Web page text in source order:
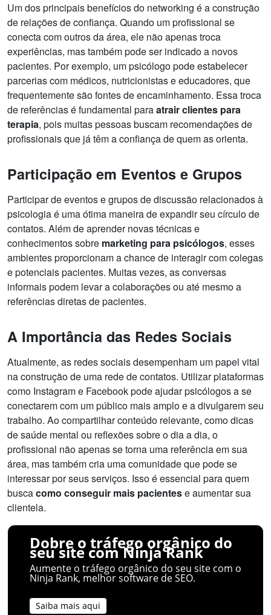
Um dos principais benefícios do networking é a construção
de relações de confiança. Quando um profissional se
conecta com outros da área, ele não apenas troca
experiências, mas também pode ser indicado a novos
pacientes. Por exemplo, um psicólogo pode estabelecer
parcerias com médicos, nutricionistas e educadores, que
frequentemente são fontes de encaminhamento. Essa troca
de referências é fundamental paraatrair clientes para
terapia, pois muitas pessoas buscam recomendações de
profissionais que já têm a confiança de quem as orienta.
Participação em Eventos e Grupos
Participar de eventos e grupos de discussão relacionados à
psicologia é uma ótima maneira de expandir seu círculo de
contatos. Além de aprender novas técnicas e
conhecimentos sobre marketing para psicólogos, esses
ambientes proporcionam a chance de interagir com colegas
e potenciais pacientes. Muitas vezes, as conversas
informais podem levar a colaborações ou até mesmo a
referências diretas de pacientes.
A Importância das Redes Sociais
Atualmente, as redes sociais desempenham um papel vital
na construção de uma rede de contatos. Utilizar plataformas
como Instagram e Facebook pode ajudar psicólogos a se
conectarem com um público mais amplo e a divulgarem seu
trabalho. Ao compartilhar conteúdo relevante, como dicas
de saúde mental ou reflexões sobre o dia a dia, o
profissional não apenas se torna uma referência em sua
área, mas também cria uma comunidade que pode se
interessar por seus serviços. Isso é essencial para quem
buscacomo conseguir mais pacientese aumentar sua
clientela.
Dobre o tráfego orgânico do
seu site com Ninja Rank
Aumente o tráfego orgânico do seu site com o
Ninja Rank, melhor software de SEO.
Saiba mais aqui